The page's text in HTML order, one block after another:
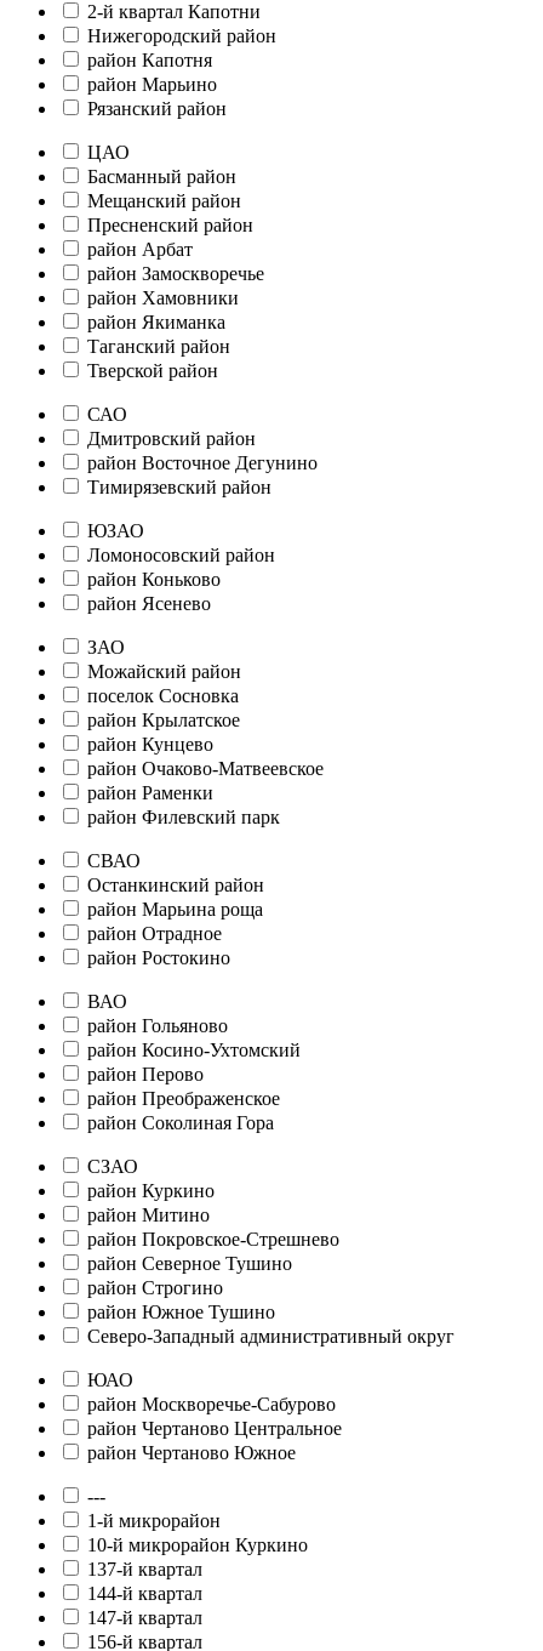
2-й квартал Капотни
Нижегородский район
район Капотня
район Марьино
Рязанский район
ЦАО
Басманный район
Мещанский район
Пресненский район
район Арбат
район Замоскворечье
район Хамовники
район Якиманка
Таганский район
Тверской район
САО
Дмитровский район
район Восточное Дегунино
Тимирязевский район
ЮЗАО
Ломоносовский район
район Коньково
район Ясенево
ЗАО
Можайский район
поселок Сосновка
район Крылатское
район Кунцево
район Очаково-Матвеевское
район Раменки
район Филевский парк
СВАО
Останкинский район
район Марьина роща
район Отрадное
район Ростокино
ВАО
район Гольяново
район Косино-Ухтомский
район Перово
район Преображенское
район Соколиная Гора
СЗАО
район Куркино
район Митино
район Покровское-Стрешнево
район Северное Тушино
район Строгино
район Южное Тушино
Северо-Западный административный округ
ЮАО
район Москворечье-Сабурово
район Чертаново Центральное
район Чертаново Южное
---
1-й микрорайон
10-й микрорайон Куркино
137-й квартал
144-й квартал
147-й квартал
156-й квартал